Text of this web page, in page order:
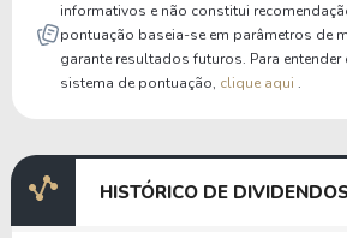
informativos e não constitui
pontuação baseia-se em parâmetros de
garante resultados futuros. Para
sistema de pontuação, clique aqui .
HISTÓRICO DE